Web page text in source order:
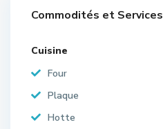
Commodités et Services
Cuisine
Four
Plaque
Hotte